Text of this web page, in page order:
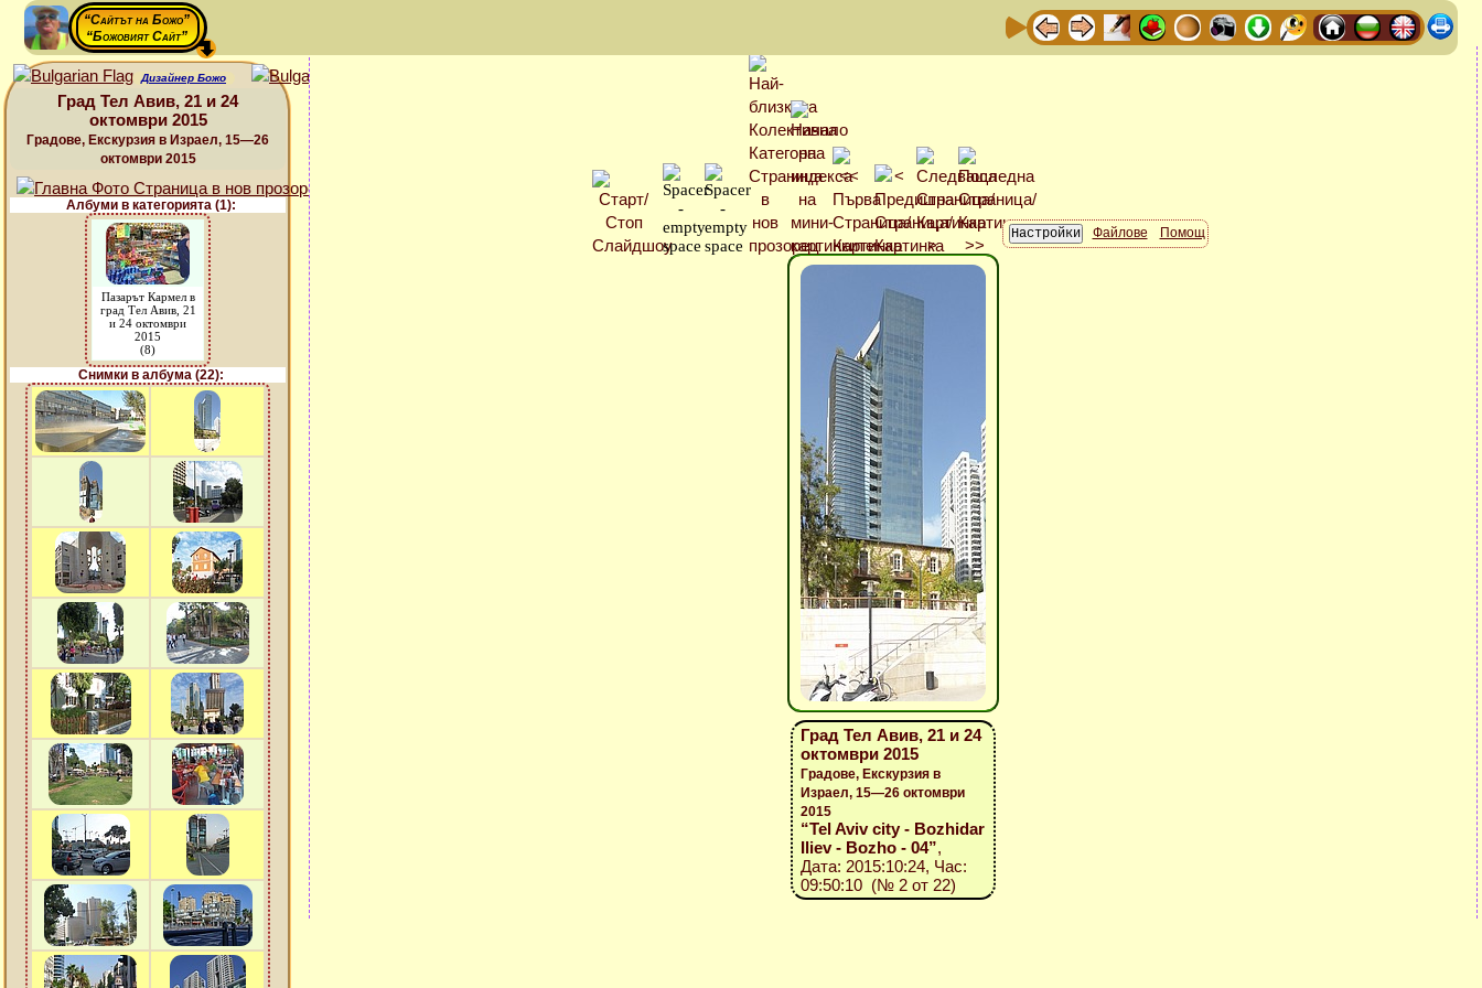
“Сайтът на Божо”
“Божовият Сайт”
Дизайнер Божо
Град Тел Авив, 21 и 24
октомври 2015
Градове, Екскурзия в Израел, 15—26
октомври 2015
Албуми в категорията (1):
Пазарът Кармел в
град Тел Авив, 21
и 24 октомври
2015
(8)
Снимки в албума (22):
Файлове Помощ
Град Тел Авив, 21 и 24
октомври 2015
Градове, Екскурзия в
Израел, 15—26 октомври
2015
“Tel Aviv city - Bozhidar
Iliev - Bozho - 04”,
Дата: 2015:10:24, Час:
09:50:10 (№ 2 от 22)